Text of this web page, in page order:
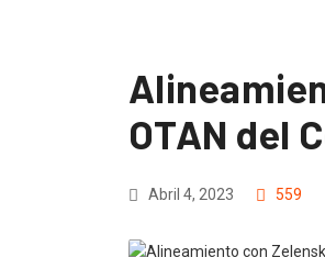
OTAN del
Abril 4, 2023 559